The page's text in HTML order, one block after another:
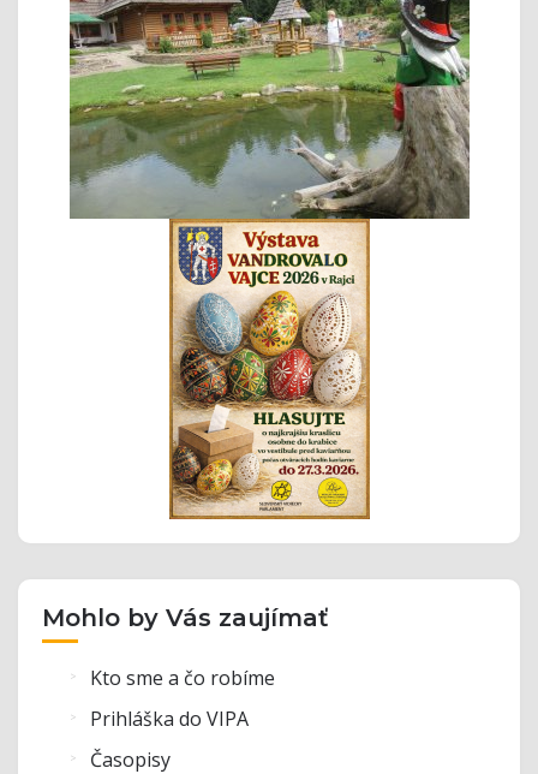
Mohlo by Vás zaujímať
Kto sme a čo robíme
Prihláška do VIPA
Časopisy